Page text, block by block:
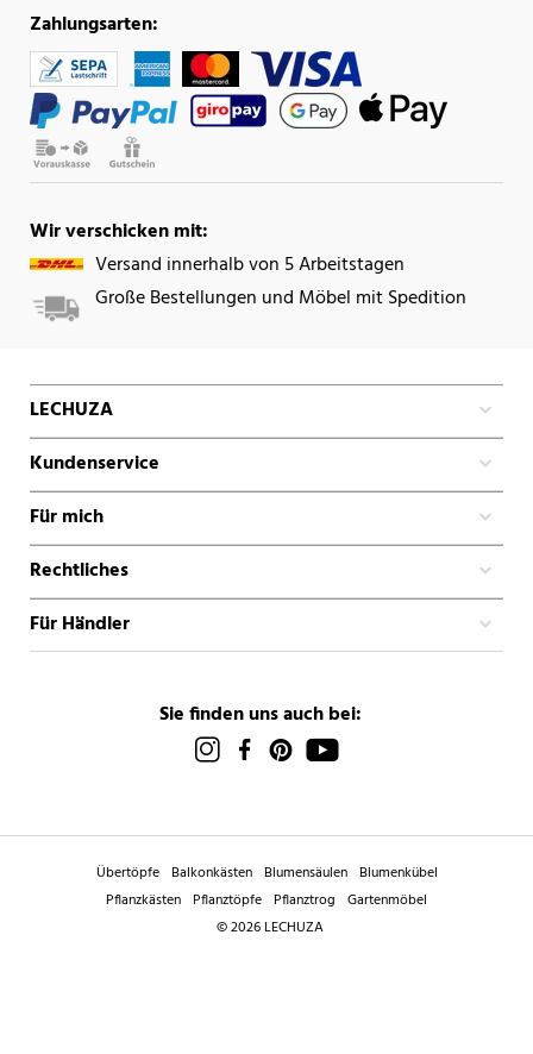
Zahlungsarten:
Wir verschicken mit:
Versand innerhalb von 5 Arbeitstagen
Große Bestellungen und Möbel mit Spedition
LECHUZA
Kundenservice
Für mich
Rechtliches
Für Händler
Sie finden uns auch bei:
Übertöpfe Balkonkästen Blumensäulen Blumenkübel
Pflanzkästen Pflanztöpfe Pflanztrog Gartenmöbel
© 2026 LECHUZA